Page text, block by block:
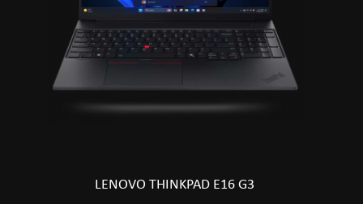
LENOVO THINKPAD E16 G3